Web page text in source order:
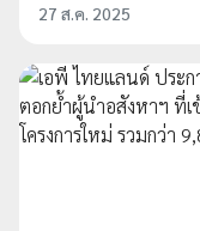
27 ส.ค. 2025